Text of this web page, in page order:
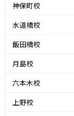
神保町校
水道橋校
飯田橋校
月島校
六本木校
上野校